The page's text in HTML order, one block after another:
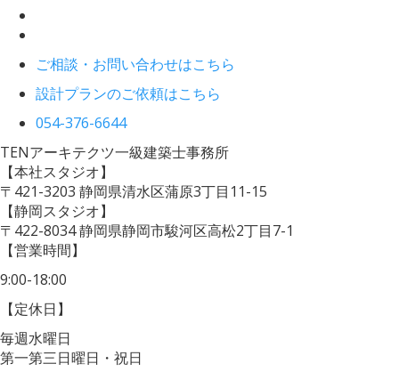
ご相談・お問い合わせはこちら
設計プランのご依頼はこちら
054-376-6644
TENアーキテクツ一級建築士事務所
【本社スタジオ】
〒421-3203 静岡県清水区蒲原3丁目11-15
【静岡スタジオ】
〒422-8034静岡県静岡市駿河区高松2丁目7-1
【営業時間】
9:00-18:00
【定休日】
毎週水曜日
第一第三日曜日・祝日